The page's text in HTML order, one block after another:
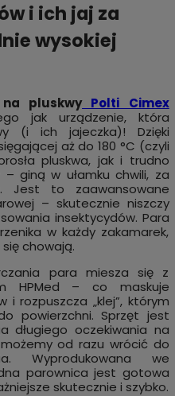
i ich jaj za
wysokiej
pluskwyPolti Cimex
jak urządzenie, która
(i ich jajeczka)! Dzięki
aż do 180 °C (czyli
pluskwa, jak i trudno
– giną w ułamku chwili, za
Jest to zaawansowane
– skutecznie niszczy
insektycydów. Para
w każdy zakamarek,
chowają.
para miesza się z
HPMed – co maskuje
i rozpuszcza „klej”, którym
powierzchni. Sprzęt jest
długiego oczekiwania na
od razu wrócić do
Wyprodukowana we
parownica jest gotowa
skutecznie i szybko.